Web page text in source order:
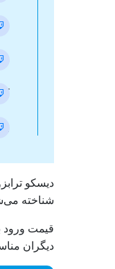
دیسکو
شناخته
قیمت ورود
دیگران